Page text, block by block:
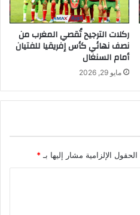
ركلات الترجيح تُقصي المغرب من
نصف نهائي كأس إفريقيا للفتيان
أمام السنغال
مايو 29, 2026
الحقول الإلزامية مشار إليها بـ*